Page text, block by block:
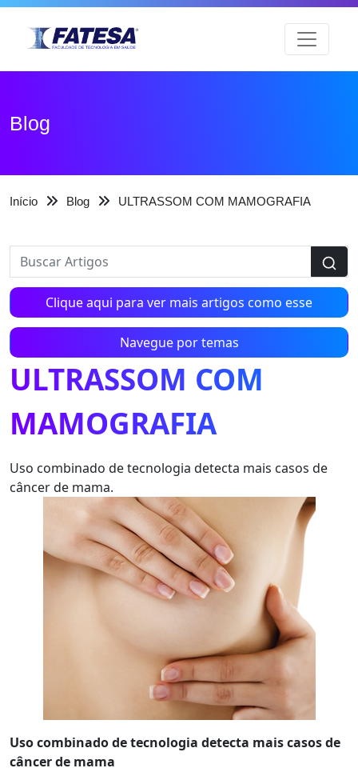
Blog
Início Blog ULTRASSOM COM MAMOGRAFIA
Clique aqui para ver mais artigos como esse
Navegue por temas
ULTRASSOM COM
MAMOGRAFIA
Uso combinado de tecnologia detecta mais casos de
câncer de mama.
Uso combinado de tecnologia detecta mais casos de
câncer de mama